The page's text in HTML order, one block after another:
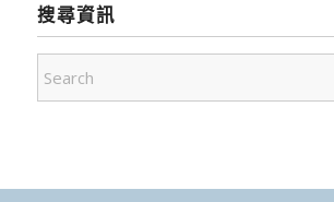
搜尋資訊